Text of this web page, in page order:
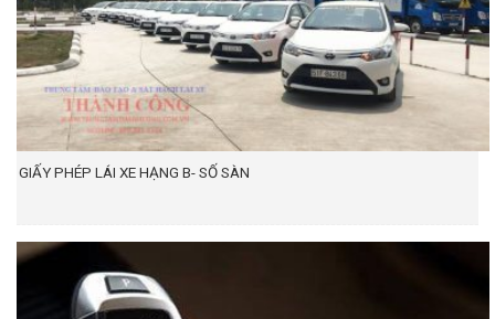
GIẤY PHÉP LÁI XE HẠNG B- SỐ SÀN